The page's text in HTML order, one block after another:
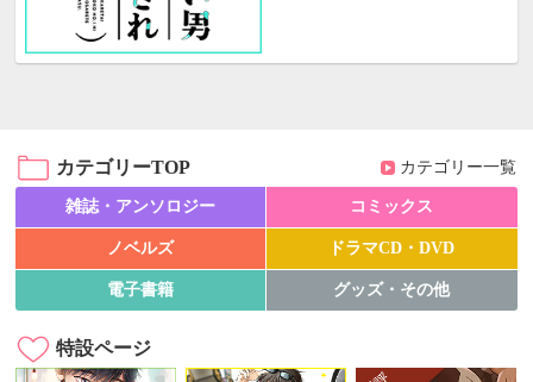
カテゴリーTOP カテゴリー一覧
雑誌・アンソロジー コミックス
ノベルズ ドラマCD・DVD
電子書籍 グッズ・その他
特設ページ